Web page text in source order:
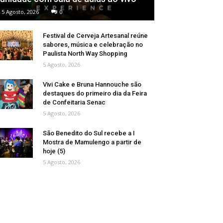
5 Agosto, 2026 0
Festival de Cerveja Artesanal reúne
sabores, música e celebração no
Paulista North Way Shopping
5 Agosto, 2026
Vivi Cake e Bruna Hannouche são
destaques do primeiro dia da Feira
de Confeitaria Senac
5 Agosto, 2026
São Benedito do Sul recebe a I
Mostra de Mamulengo a partir de
hoje (5)
5 Agosto, 2026